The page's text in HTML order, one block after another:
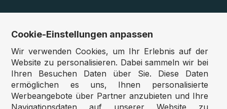
Unsere Shops
Deutschland:www.puzzle.de
Österreich:
www.puzzle.at
Belgien:www.puzzle.be
Großbritannien:www.jigsawpuzzle.co.uk
Cookie-Einstellungen anpassen
Wir verwenden Cookies, um Ihr Erlebnis auf der
Website zu personalisieren. Dabei sammeln wir bei
Ihren Besuchen Daten über Sie. Diese Daten
ermöglichen es uns, Ihnen personalisierte
Werbeangebote über Partner anzubieten und Ihre
Navigationsdaten auf unserer Website zu